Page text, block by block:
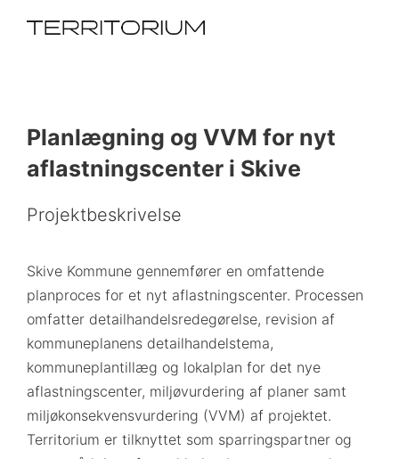
Planlægning og VVM for nyt
aflastningscenter i Skive
Projektbeskrivelse
Skive Kommune gennemfører en omfattende
planproces for et nyt aflastningscenter. Processen
omfatter detailhandelsredegørelse, revision af
kommuneplanens detailhandelstema,
kommuneplantillæg og lokalplan for det nye
aflastningscenter, miljøvurdering af planer samt
miljøkonsekvensvurdering (VVM) af projektet.
Territorium er tilknyttet som sparringspartner og